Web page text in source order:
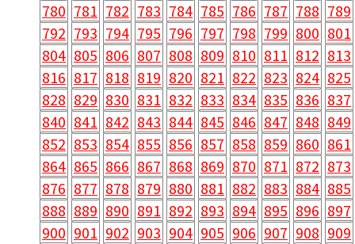
780 781 782 783 784 785 786 787 788 789
792 793 794 795 796 797 798 799 800 801
804 805 806 807 808 809 810 811 812 813
816 817 818 819 820 821 822 823 824 825
828 829 830 831 832 833 834 835 836 837
840 841 842 843 844 845 846 847 848 849
852 853 854 855 856 857 858 859 860 861
864 865 866 867 868 869 870 871 872 873
876 877 878 879 880 881 882 883 884 885
888 889 890 891 892 893 894 895 896 897
900 901 902 903 904 905 906 907 908 909